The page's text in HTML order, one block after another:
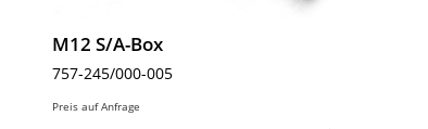
M12 S/A-Box
757-245/000-005
Preis auf Anfrage